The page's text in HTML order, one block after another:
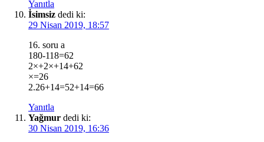
Yanıtla
İsimsiz dedi ki:
29 Nisan 2019, 18:57
16. soru a
180-118=62
2×+2×+14+62
×=26
2.26+14=52+14=66
Yanıtla
Yağmur dedi ki:
30 Nisan 2019, 16:36